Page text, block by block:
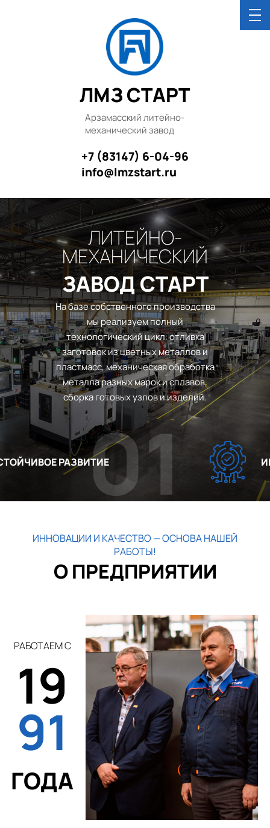
ЛМЗ СТАРТ
Арзамасский литейно-
механический завод
+7 (83147) 6-04-96
info@lmzstart.ru
На базе собственного производства
мы реализуем полный
технологический цикл: отливка
заготовок из цветных металлов и
пластмасс, механическая обработка
металла разных марок и сплавов,
сборка готовых узлов и изделий.
ЛИТЕЙНО-
МЕХАНИЧЕСКИЙ
ЗАВОД СТАРТ
РАЗВИТИЕ01
ИННОВАЦИИ И КАЧЕСТВО — ОСНОВА НАШЕЙ
РАБОТЫ!
О ПРЕДПРИЯТИИ
РАБОТАЕМ С
19
91
ГОДА